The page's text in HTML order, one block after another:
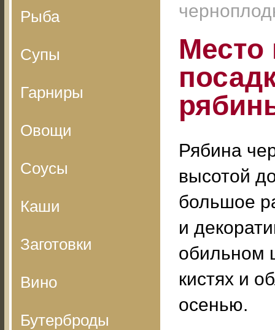
Рыба
Супы
Гарниры
Овощи
Соусы
Каши
Заготовки
Вино
Бутерброды
Место
Рябина
высотой
большое
и
обильном
кистях и
осенью.